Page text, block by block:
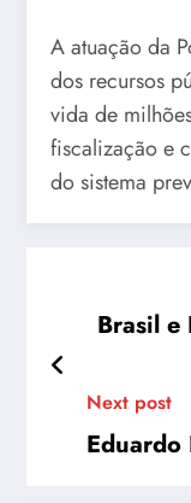
A atuação da
dos recursos
vida de
fiscalização e
do sistema
Brasil e
Next post
Eduardo